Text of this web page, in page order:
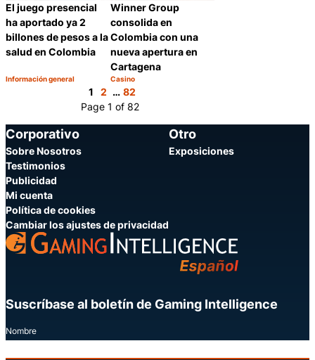
El juego presencial
ha aportado ya 2
billones de pesos a la
salud en Colombia
Categoría:
Información general
Compartir
Winner Group
consolida en
Colombia con una
nueva apertura en
Cartagena
Categoría:
Casino
1 2 … 82
Page 1 of 82
Corporativo
Sobre Nosotros
Testimonios
Publicidad
Mi cuenta
Política de cookies
Cambiar los ajustes de privacidad
Otro
Exposiciones
Suscríbase al boletín de Gaming Intelligence
Nombre